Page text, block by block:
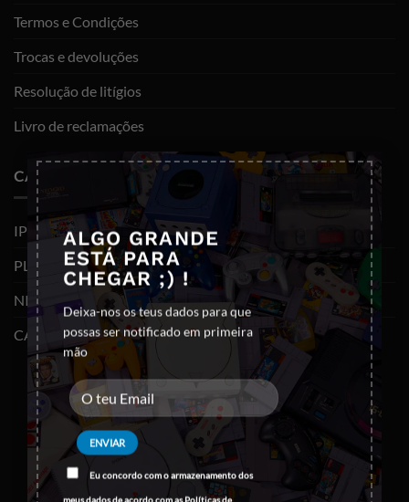
ALGO GRANDE
ESTÁ PARA
CHEGAR ;) !
Deixa-nos os teus dados para que
possas ser notificado em primeira
mão
Eu concordo com o armazenamento dos
×
Termos e Condições
Trocas e devoluções
Resolução de litígios
Livro de reclamações
CATEGORIAS
IPHONES (RECONDICIONADOS)
PLAYSTATION
NINTENDO SWITCH
CABOS E ADAPTADORES TYPE-C